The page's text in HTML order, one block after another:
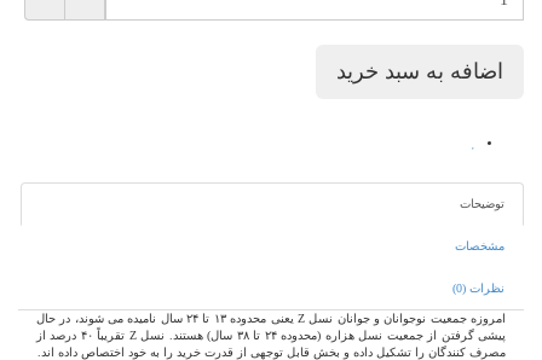
توضیحات
مشخصات
نظرات (0)
امروزه جمعیت نوجوانان و جوانان نسل Z یعنی محدوده ۱۳ تا ۲۴ سال نامیده می شوند، در حال
پیشی گرفتن از جمعیت نسل هزاره (محدوده ۲۴ تا ۳۸ سال) هستند. نسل Z تقریباً ۴۰ درصد از
مصرف کنندگان را تشکیل داده و بخش قابل توجهی از قدرت خرید را به خود اختصاص داده اند.